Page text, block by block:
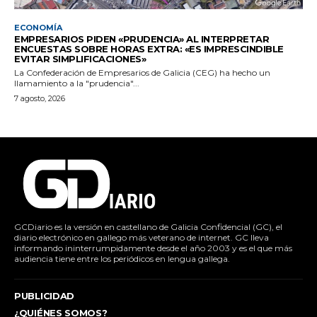
ECONOMÍA
EMPRESARIOS PIDEN «PRUDENCIA» AL INTERPRETAR
ENCUESTAS SOBRE HORAS EXTRA: «ES IMPRESCINDIBLE
EVITAR SIMPLIFICACIONES»
La Confederación de Empresarios de Galicia (CEG) ha hecho un
llamamiento a la "prudencia"...
7 agosto, 2026
GCDiario es la versión en castellano de Galicia Confidencial (GC), el
diario electrónico en gallego más veterano de internet. GC lleva
informando ininterrumpidamente desde el año 2003 y es el que más
audiencia tiene entre los periódicos en lengua gallega.
PUBLICIDAD
¿QUIÉNES SOMOS?